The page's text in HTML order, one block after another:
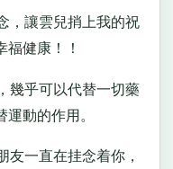
讓雲兒捎上我的祝
健康！！
乎可以代替一切藥
動的作用。
一直在挂念着你，